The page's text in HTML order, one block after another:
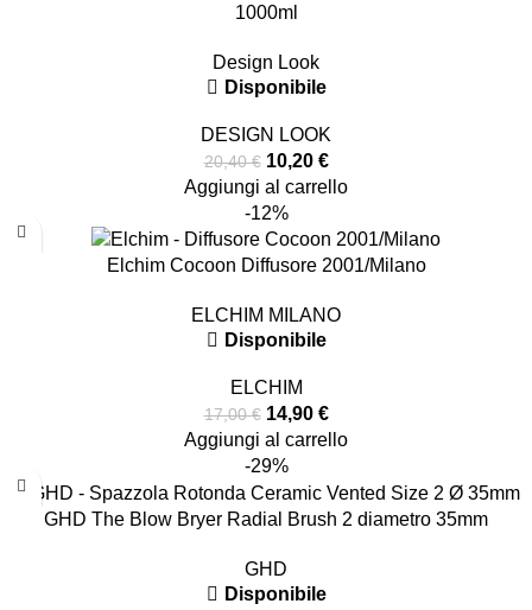
1000ml
Design Look
Disponibile
DESIGN LOOK
20,40€ 10,20 €
Aggiungi al carrello
-12%
Elchim Cocoon Diffusore 2001/Milano
ELCHIM MILANO
Disponibile
ELCHIM
17,00€ 14,90 €
Aggiungi al carrello
-29%
GHD The Blow Bryer Radial Brush 2 diametro 35mm
GHD
Disponibile